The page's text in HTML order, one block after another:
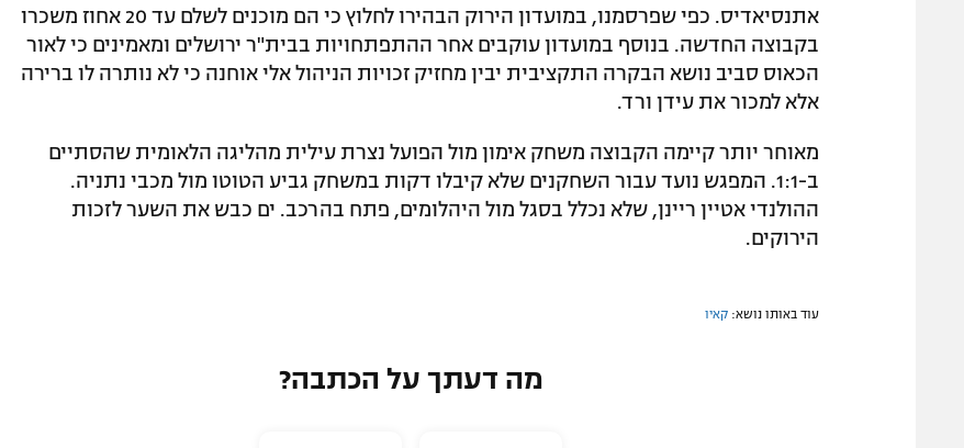
אתנסיאדיס. כפי שפרסמנו, במועדון הירוק הבהירו לחלוץ כי הם מוכנים לשלם עד 20 אחוז משכרו
בקבוצה החדשה. בנוסף במועדון עוקבים אחר ההתפתחויות בבית"ר ירושלים ומאמינים כי לאור
הכאוס סביב נושא הבקרה התקציבית יבין מחזיק זכויות הניהול אלי אוחנה כי לא נותרה לו ברירה
אלא למכור את עידן ורד.
מאוחר יותר קיימה הקבוצה משחק אימון מול הפועל נצרת עילית מהליגה הלאומית שהסתיים
ב-1:1. המפגש נועד עבור השחקנים שלא קיבלו דקות במשחק גביע הטוטו מול מכבי נתניה.
ההולנדי אטיין ריינן, שלא נכלל בסגל מול היהלומים, פתח בהרכב. ים כבש את השער לזכות
הירוקים.
עוד באותו נושא: קאיו
מה דעתך על הכתבה?